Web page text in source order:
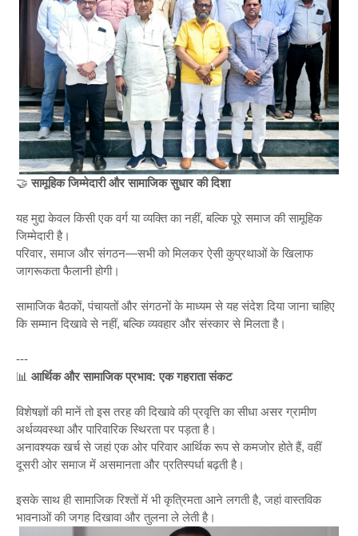
🤝 सामूहिक जिम्मेदारी और सामाजिक सुधार की दिशा
यह मुद्दा केवल किसी एक वर्ग या व्यक्ति का नहीं, बल्कि पूरे समाज की सामूहिक
जिम्मेदारी है।
परिवार, समाज और संगठन—सभी को मिलकर ऐसी कुप्रथाओं के खिलाफ
जागरूकता फैलानी होगी।
सामाजिक बैठकों, पंचायतों और संगठनों के माध्यम से यह संदेश दिया जाना चाहिए
कि सम्मान दिखावे से नहीं, बल्कि व्यवहार और संस्कार से मिलता है।
---
📊 आर्थिक और सामाजिक प्रभाव: एक गहराता संकट
विशेषज्ञों की मानें तो इस तरह की दिखावे की प्रवृत्ति का सीधा असर ग्रामीण
अर्थव्यवस्था और पारिवारिक स्थिरता पर पड़ता है।
अनावश्यक खर्च से जहां एक ओर परिवार आर्थिक रूप से कमजोर होते हैं, वहीं
दूसरी ओर समाज में असमानता और प्रतिस्पर्धा बढ़ती है।
इसके साथ ही सामाजिक रिश्तों में भी कृत्रिमता आने लगती है, जहां वास्तविक
भावनाओं की जगह दिखावा और तुलना ले लेती है।